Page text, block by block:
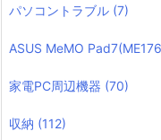
パソコントラブル (7)
ASUS MeMO
家電PC周辺機器 (70)
収納 (112)